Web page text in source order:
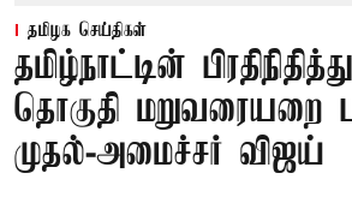
தமிழக செய்திகள்
தமிழ்நாட்டின்
தொகுதி மறுவரையறை
முதல்-அமைச்சர் விஜய்